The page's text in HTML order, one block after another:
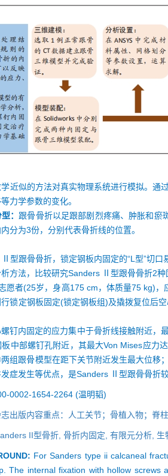
近似的方法对真实物理系统进行模拟。通
力学参数的变化。
： 跟骨骨折以足跟部剧烈疼痛、肿胀和瘀
分为3份，分别代表骨折线的位置。
型跟骨骨折，锁定钢板内固定的“L型”切
方法，比较研究Sanders Ⅱ型跟骨骨折2
愿者(25岁，身高175 cm，体质量75 kg)
锁定钢板固定(锁定钢板组)及撬拨复位后
钉内固定的应力集中于骨折线接触附近，
板中部螺钉孔附近，其最大Von Mises应
组跟骨模型在距下关节附近发生最大位
症发生等优点，是Sanders Ⅱ型跟骨骨折
0002-1654-2264 (温明韬)
出版内容重点：人工关节；骨植入物；脊
II型骨折, 骨折内固定, 有限元分析, 生
For Sanders type ii calcaneal
The internal fixation with hollow